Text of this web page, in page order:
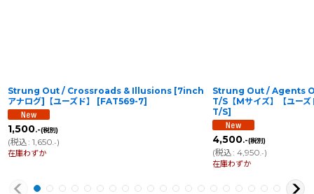
Strung Out / Crossroads & Illusions [7inch
アナログ]【ユーズド】
[FAT569-7]
1,500.-(税別)
(税込: 1,650.-)
在庫わずか
Strung Out / Agents
T/S【Mサイズ】【ユーズ
T/S]
4,500.-(税別)
(税込: 4,950.-)
在庫わずか